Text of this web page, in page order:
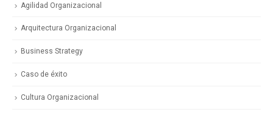
Agilidad Organizacional
Arquitectura Organizacional
Business Strategy
Caso de éxito
Cultura Organizacional